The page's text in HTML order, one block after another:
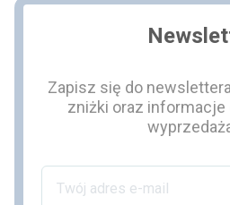
Zapisz się do
zniżki oraz informacje